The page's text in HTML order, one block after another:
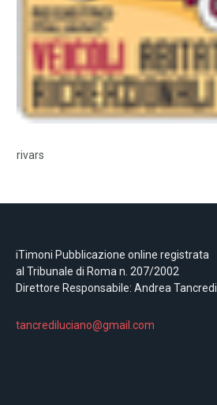
rivars
iTimoni Pubblicazione online registrata
al Tribunale di Roma n. 207/2002
Direttore Responsabile: Andrea Tancredi
tancrediluciano@gmail.com